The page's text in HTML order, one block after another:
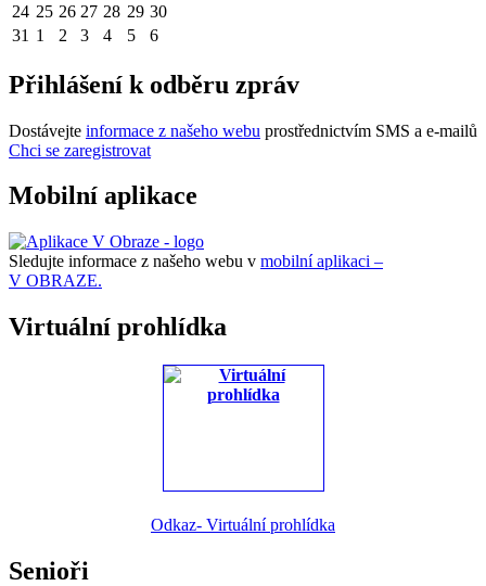
24 25 26 27 28 29 30
31 1 2 3 4 5 6
Přihlášení k odběru zpráv
Dostávejte informace z našeho webu prostřednictvím SMS a e-mailů
Chci se zaregistrovat
Mobilní aplikace
Sledujte informace z našeho webu v mobilní aplikaci –
V OBRAZE.
Virtuální prohlídka
Odkaz- Virtuální prohlídka
Senioři